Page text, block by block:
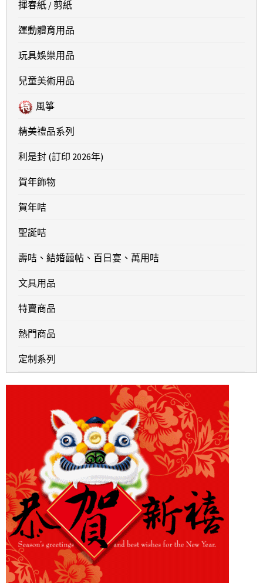
揮春紙 / 剪紙
運動體育用品
玩具娛樂用品
兒童美術用品
風箏
精美禮品系列
利是封 (訂印 2026年)
賀年飾物
賀年咭
聖誕咭
壽咭、結婚囍帖、百日宴、萬用咭
文具用品
特賣商品
熱門商品
定制系列